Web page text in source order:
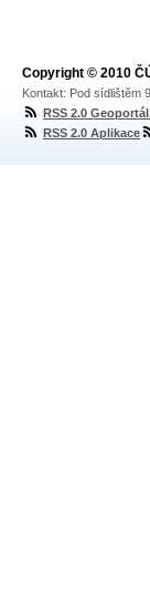
Copyright © 2010
Kontakt: Pod sídlištěm
RSS 2.0
RSS 2.0 Aplikace